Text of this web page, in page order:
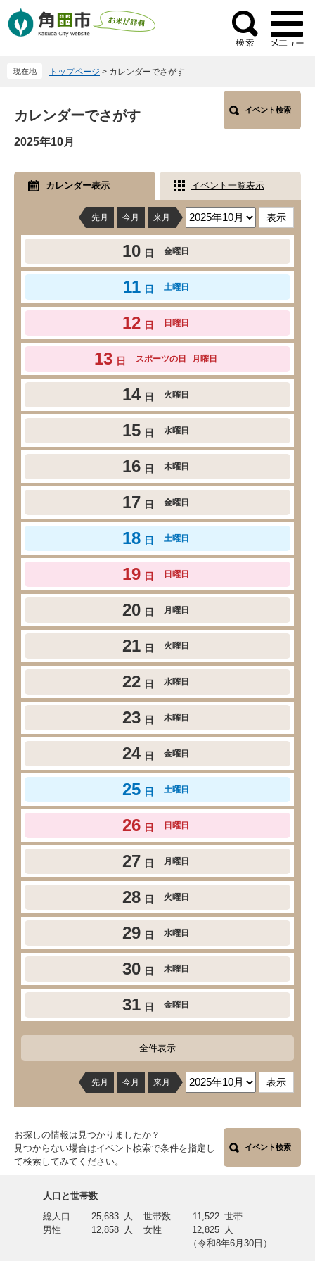
ー
ニ
検
索
現在地 トップページ > カレンダーでさがす
文
カレンダーでさがす イベント検索
2025年10月
カレンダー表示 イベント一覧表示
先月 今月 来月
10 日 金曜日
11 日 土曜日
12 日 日曜日
13 日 スポーツの日 月曜日
14 日 火曜日
15 日 水曜日
16 日 木曜日
17 日 金曜日
18 日 土曜日
19 日 日曜日
20 日 月曜日
21 日 火曜日
22 日 水曜日
23 日 木曜日
24 日 金曜日
25 日 土曜日
26 日 日曜日
27 日 月曜日
28 日 火曜日
29 日 水曜日
30 日 木曜日
31 日 金曜日
全件表示
先月 今月 来月
お探しの情報は見つかりましたか？
見つからない場合はイベント検索で条件を指定し
て検索してみてください。
イベント検索
人口と世帯数
総人口
25,683 人 世帯数 11,522 世帯
男性
12,858 人 女性 12,825 人
（令和8年6月30日）